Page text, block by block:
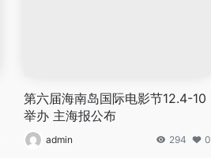
第六届海南岛国际电影节12.4-10
举办 主海报公布
admin 294 0